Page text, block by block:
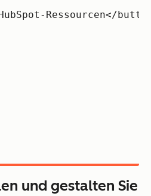
Ressourcen</
und gestalten Sie